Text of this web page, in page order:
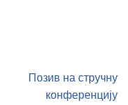
Позив на стручну
конференцију